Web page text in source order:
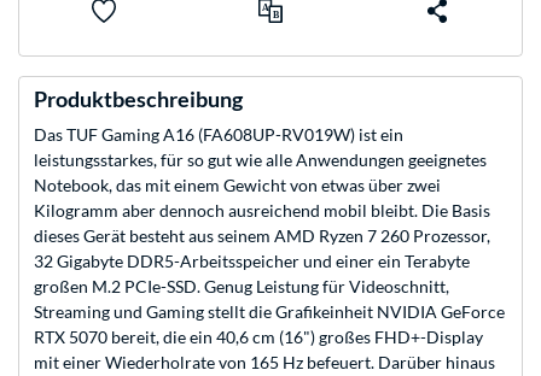
Produktbeschreibung
Das TUF Gaming A16 (FA608UP-RV019W) ist ein
leistungsstarkes, für so gut wie alle Anwendungen geeignetes
Notebook, das mit einem Gewicht von etwas über zwei
Kilogramm aber dennoch ausreichend mobil bleibt. Die Basis
dieses Gerät besteht aus seinem AMD Ryzen 7 260 Prozessor,
32 Gigabyte DDR5-Arbeitsspeicher und einer ein Terabyte
großen M.2 PCIe-SSD. Genug Leistung für Videoschnitt,
Streaming und Gaming stellt die Grafikeinheit NVIDIA GeForce
RTX 5070 bereit, die ein 40,6 cm (16") großes FHD+-Display
mit einer Wiederholrate von 165 Hz befeuert. Darüber hinaus